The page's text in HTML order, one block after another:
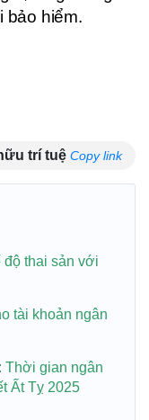
bảo hiểm.
trí tuệ Copy link
thai sản với
tài khoản ngân
Thời gian ngân
Ất Tỵ 2025